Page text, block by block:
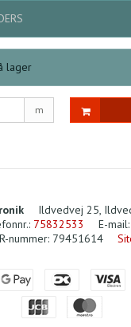
lager
m
Ildvedvej 25,
: 75832533 E-mail:
nummer: 79451614